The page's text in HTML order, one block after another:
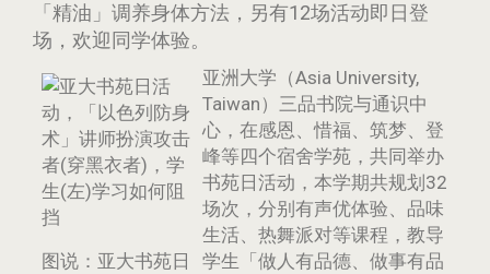
「精油」调养身体方法，另有12场活动即日登
场，欢迎同学体验。
图说：亚大书苑日
亚洲大学（Asia University,
Taiwan）三品书院与通识中
心，在感恩、惜福、筑梦、登
峰等四个宿舍学苑，共同举办
书苑日活动，本学期共规划32
场次，分别有声优体验、品味
生活、热舞派对等课程，教导
学生「做人有品德、做事有品